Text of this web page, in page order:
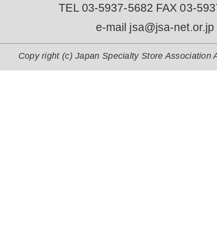
TEL 03-5937-5682 FAX 03-
e-mail jsa@jsa-net.or.jp
Copy right (c) Japan Specialty Store Association